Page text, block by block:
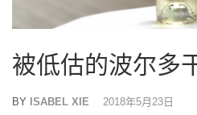
被低估的波尔多
BY ISABEL XIE 2018年5月23日